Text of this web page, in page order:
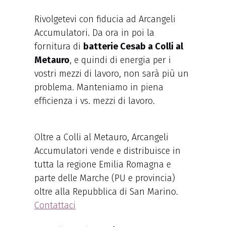
Rivolgetevi con fiducia ad Arcangeli
Accumulatori. Da ora in poi la
fornitura di batterie Cesab a Colli al
Metauro, e quindi di energia per i
vostri mezzi di lavoro, non sarà più un
problema. Manteniamo in piena
efficienza i vs. mezzi di lavoro.
Oltre a Colli al Metauro, Arcangeli
Accumulatori vende e distribuisce in
tutta la regione Emilia Romagna e
parte delle Marche (PU e provincia)
oltre alla Repubblica di San Marino.
Contattaci